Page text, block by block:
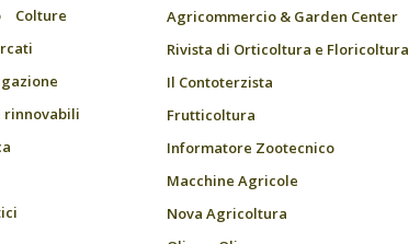
Colture
rinnovabili
Agricommercio & Garden Center
Rivista di Orticoltura e Floricoltura
Il Contoterzista
Frutticoltura
Informatore Zootecnico
Macchine Agricole
Nova Agricoltura